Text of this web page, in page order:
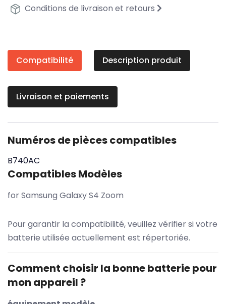
Conditions de livraison et retours
Compatibilité Description produit
Livraison et paiements
Numéros de pièces compatibles
B740AC
Compatibles Modèles
for Samsung Galaxy S4 Zoom
Pour garantir la compatibilité, veuillez vérifier si votre
batterie utilisée actuellement est répertoriée.
Comment choisir la bonne batterie pour
mon appareil ?